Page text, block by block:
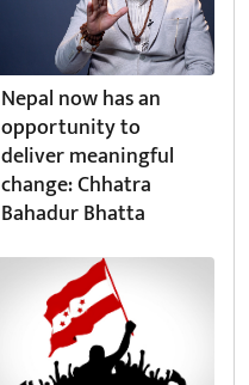
Nepal now has an
opportunity to
deliver meaningful
change: Chhatra
Bahadur Bhatta